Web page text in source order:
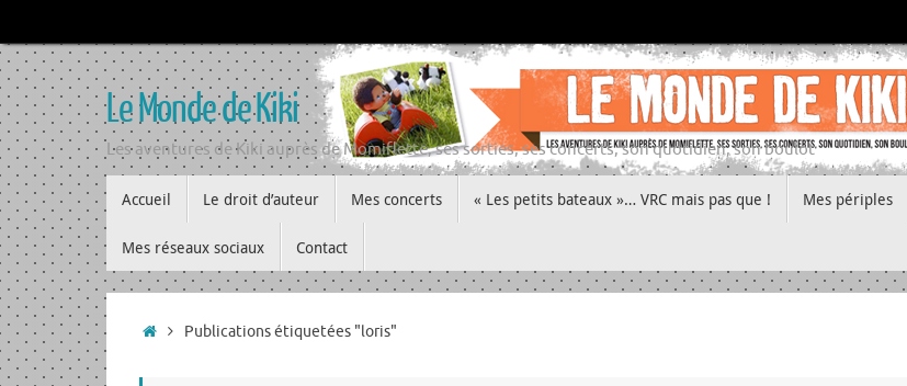
au
contenu
Le Monde de Kiki
Les aventures de Kiki auprès de Momiflette, ses sorties, ses concerts, son quotidien, son boulot
au
contenu
Accueil Le droit d’auteur Mes concerts « Les petits bateaux »… VRC mais pas que ! Mes périples
Mes réseaux sociaux Contact
Accueil
Publications étiquetées "loris"